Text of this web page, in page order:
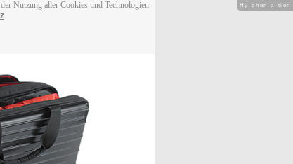
Nutzung aller Cookies und Technologien
Hy-phen-a-tion